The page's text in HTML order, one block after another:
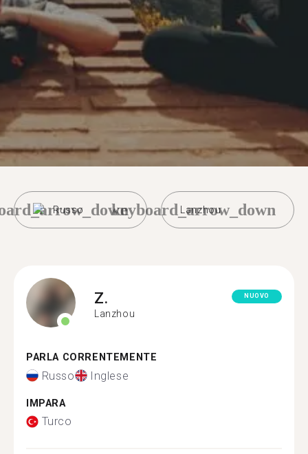
Russo Lanzhou
keyboard_arrow_down
Z.
Lanzhou
NUOVO
PARLA CORRENTEMENTE
Russo Inglese
IMPARA
Turco